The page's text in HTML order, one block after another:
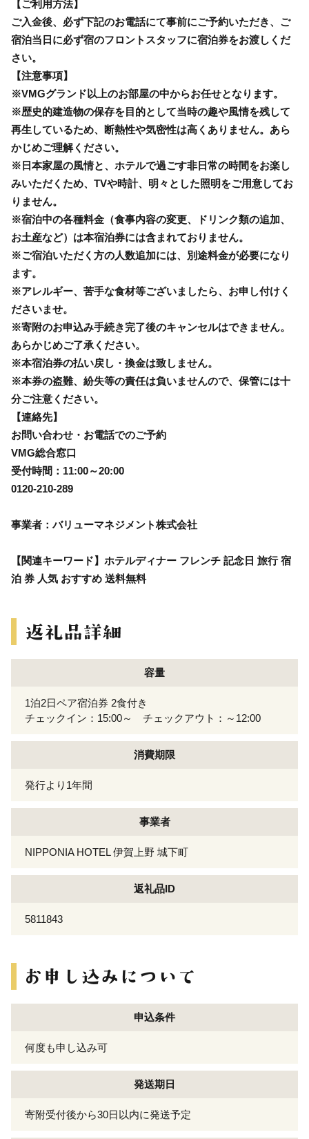
【ご利用方法】
ご入金後、必ず下記のお電話にて事前にご予約いただき、ご
宿泊当日に必ず宿のフロントスタッフに宿泊券をお渡しくだ
さい。
【注意事項】
※VMGグランド以上のお部屋の中からお任せとなります。
※歴史的建造物の保存を目的として当時の趣や風情を残して
再生しているため、断熱性や気密性は高くありません。あら
かじめご理解ください。
※日本家屋の風情と、ホテルで過ごす非日常の時間をお楽し
みいただくため、TVや時計、明々とした照明をご用意してお
りません。
※宿泊中の各種料金（食事内容の変更、ドリンク類の追加、
お土産など）は本宿泊券には含まれておりません。
※ご宿泊いただく方の人数追加には、別途料金が必要になり
ます。
※アレルギー、苦手な食材等ございましたら、お申し付けく
ださいませ。
※寄附のお申込み手続き完了後のキャンセルはできません。
あらかじめご了承ください。
※本宿泊券の払い戻し・換金は致しません。
※本券の盗難、紛失等の責任は負いませんので、保管には十
分ご注意ください。
【連絡先】
お問い合わせ・お電話でのご予約
VMG総合窓口
受付時間：11:00～20:00
0120-210-289
事業者：バリューマネジメント株式会社
【関連キーワード】ホテルディナー フレンチ 記念日 旅行 宿
泊 券 人気 おすすめ 送料無料
容量
1泊2日ペア宿泊券 2食付き
チェックイン：15:00～ チェックアウト：～12:00
消費期限
発行より1年間
事業者
NIPPONIA HOTEL 伊賀上野 城下町
返礼品ID
5811843
申込条件
何度も申し込み可
発送期日
寄附受付後から30日以内に発送予定